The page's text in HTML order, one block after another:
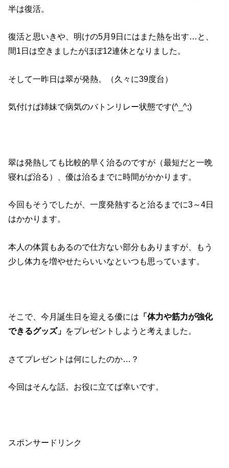
半は復活。
復活と思いきや、明けの5月9日にはまた熱を出す…と、
間1日は空きましたがほぼ12連休となりました。
そして一昨日は翠が発熱。（久々に39度台）
気付けば姉妹で病気のバトンリレー状態です(^_^;)
翠は発熱しても比較的早く治るのですが（最短だと一晩
寝れば治る）、優は治るまでに時間がかかります。
今回もそうでしたが、一度発熱すると治るまでに3～4日
はかかります。
本人の体質もあるので仕方ない部分もありますが、もう
少し体力を増やせたらいいなといつも思っています。
そこで、今月誕生日を迎える優には 「体力や筋力が強化
できるグッズ」 をプレゼントしようと考えました。
さてプレゼントは何にしたのか…？
今回はそんな話。お役に立てば幸いです。
スポンサードリンク